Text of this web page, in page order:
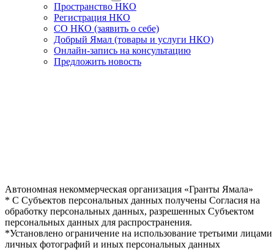
Пространство НКО
Регистрация НКО
СО НКО (заявить о себе)
Добрый Ямал (товары и услуги НКО)
Онлайн-запись на консультацию
Предложить новость
Автономная некоммерческая организация «Гранты Ямала»
* С Субъектов персональных данных получены Согласия на
обработку персональных данных, разрешенных Субъектом
персональных данных для распространения.
*Установлено ограничение на использование третьими лицами
личных фотографий и иных персональных данных